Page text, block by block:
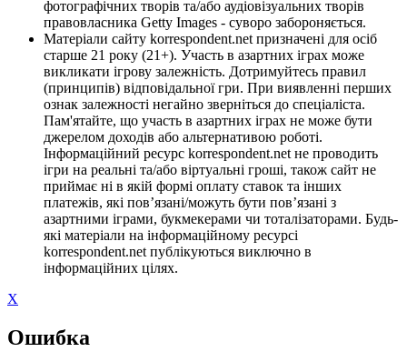
фотографічних творів та/або аудіовізуальних творів
правовласника Getty Images - суворо забороняється.
Матеріали сайту korrespondent.net призначені для осіб
старше 21 року (21+). Участь в азартних іграх може
викликати ігрову залежність. Дотримуйтесь правил
(принципів) відповідальної гри. При виявленні перших
ознак залежності негайно зверніться до спеціаліста.
Пам'ятайте, що участь в азартних іграх не може бути
джерелом доходів або альтернативою роботі.
Інформаційний ресурс korrespondent.net не проводить
ігри на реальні та/або віртуальні гроші, також сайт не
приймає ні в якій формі оплату ставок та інших
платежів, які пов’язані/можуть бути пов’язані з
азартними іграми, букмекерами чи тоталізаторами. Будь-
які матеріали на інформаційному ресурсі
korrespondent.net публікуються виключно в
інформаційних цілях.
X
Ошибка